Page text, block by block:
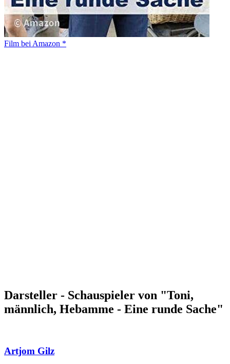
Film bei Amazon *
Darsteller - Schauspieler von "Toni,
männlich, Hebamme - Eine runde Sache"
Artjom Gilz